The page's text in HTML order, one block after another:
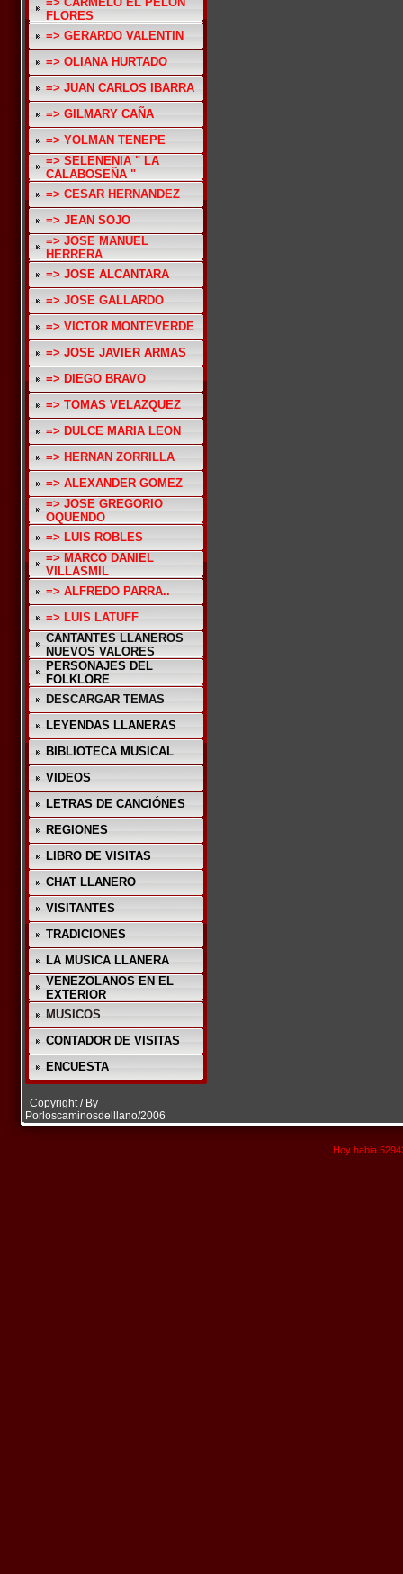
FLORES
=> GERARDO VALENTIN
=> OLIANA HURTADO
=> JUAN CARLOS IBARRA
=> GILMARY CAÑA
=> YOLMAN TENEPE
=> SELENENIA " LA
CALABOSEÑA "
=> CESAR HERNANDEZ
=> JEAN SOJO
=> JOSE MANUEL
HERRERA
=> JOSE ALCANTARA
=> JOSE GALLARDO
=> VICTOR MONTEVERDE
=> JOSE JAVIER ARMAS
=> DIEGO BRAVO
=> TOMAS VELAZQUEZ
=> DULCE MARIA LEON
=> HERNAN ZORRILLA
=> ALEXANDER GOMEZ
=> JOSE GREGORIO
OQUENDO
=> LUIS ROBLES
=> MARCO DANIEL
VILLASMIL
=> ALFREDO PARRA..
=> LUIS LATUFF
CANTANTES LLANEROS
NUEVOS VALORES
PERSONAJES DEL
FOLKLORE
DESCARGAR TEMAS
LEYENDAS LLANERAS
BIBLIOTECA MUSICAL
VIDEOS
LETRAS DE CANCIÓNES
REGIONES
LIBRO DE VISITAS
CHAT LLANERO
VISITANTES
TRADICIONES
LA MUSICA LLANERA
VENEZOLANOS EN EL
EXTERIOR
MUSICOS
CONTADOR DE VISITAS
ENCUESTA
Copyright / By
Porloscaminosdelllano/2006
Hoy habia